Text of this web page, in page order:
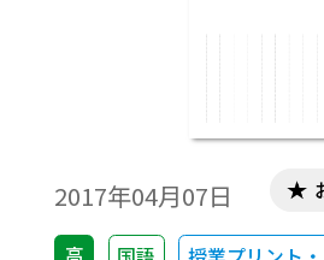
2017年04月07日